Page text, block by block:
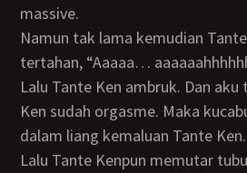
massive.
Namun tak lama kemudian Tante Ken memekik
tertahan, “Aaaaa…
Lalu Tante Ken ambruk. Dan aku tau bahwa Tante
Ken sudah orgasme. Maka
dalam liang kemaluan Tante Ken.
Lalu Tante Kenpun memutar tubuhnya, jadi